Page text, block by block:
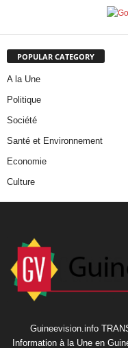
POPULAR CATEGORY
A la Une
Politique
Société
Santé et Environnement
Economie
Culture
Guineevision.info
Information à la Une en